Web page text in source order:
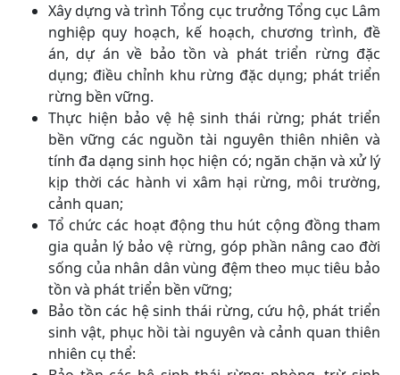
Xây dựng và trình Tổng cục trưởng Tổng cục Lâm
nghiệp quy hoạch, kế hoạch, chương trình, đề
án, dự án về bảo tồn và phát triển rừng đặc
dụng; điều chỉnh khu rừng đặc dụng; phát triển
rừng bền vững.
Thực hiện bảo vệ hệ sinh thái rừng; phát triển
bền vững các nguồn tài nguyên thiên nhiên và
tính đa dạng sinh học hiện có; ngăn chặn và xử lý
kịp thời các hành vi xâm hại rừng, môi trường,
cảnh quan;
Tổ chức các hoạt động thu hút cộng đồng tham
gia quản lý bảo vệ rừng, góp phần nâng cao đời
sống của nhân dân vùng đệm theo mục tiêu bảo
tồn và phát triển bền vững;
Bảo tồn các hệ sinh thái rừng, cứu hộ, phát triển
sinh vật, phục hồi tài nguyên và cảnh quan thiên
nhiên cụ thể: